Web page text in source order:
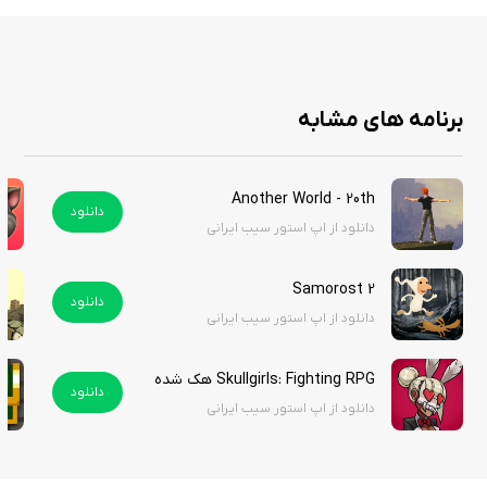
دنیای عجیب را کشف کنید. این بازی بیشتر بر تجربه، داستان و اتمسفر تمرکز
دارد تا مبارزه و هیجان لحظه‌ای.
ویژگی‌ های بازی
داستانی عمیق و متفاوت با فضایی رازآلود
جریان زمان واقعی حتی هنگام بسته بودن بازی
معماهای متنوع و چالش‌های اکتشافی
چندین پایان مختلف بر اساس انتخاب‌های بازیکن
طراحی هنری دوبعدی و دست‌کشیده
برنامه های مشابه
Another World - 20th
دانلود از اپ استور سیب ایرانی
دانلود
Samorost 2
دانلود از اپ استور سیب ایرانی
دانلود
Skullgirls: Fighting RPG هک شده
دانلود از اپ استور سیب ایرانی
دانلود